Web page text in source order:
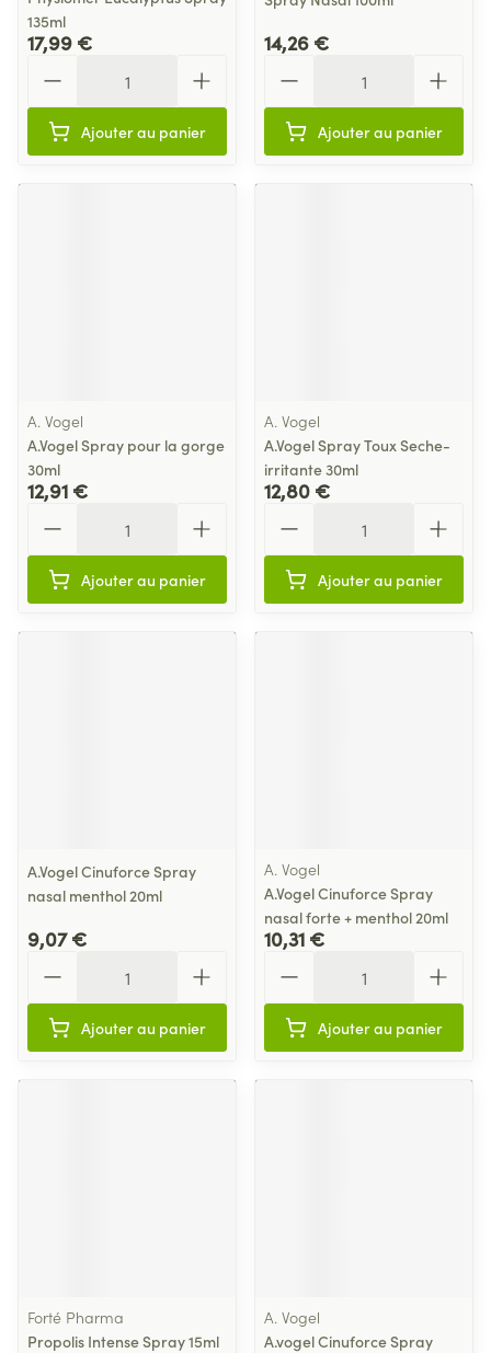
135ml
17,99 €
Ajouter au panier
14,26 €
Ajouter au panier
A. Vogel
A.Vogel Spray pour la gorge
30ml
12,91 €
Ajouter au panier
A. Vogel
A.Vogel Spray Toux Seche-
irritante 30ml
12,80 €
Ajouter au panier
A.Vogel Cinuforce Spray
nasal menthol 20ml
9,07 €
Ajouter au panier
A. Vogel
A.Vogel Cinuforce Spray
nasal forte + menthol 20ml
10,31 €
Ajouter au panier
Forté Pharma
Propolis Intense Spray 15ml
A. Vogel
A.vogel Cinuforce Spray